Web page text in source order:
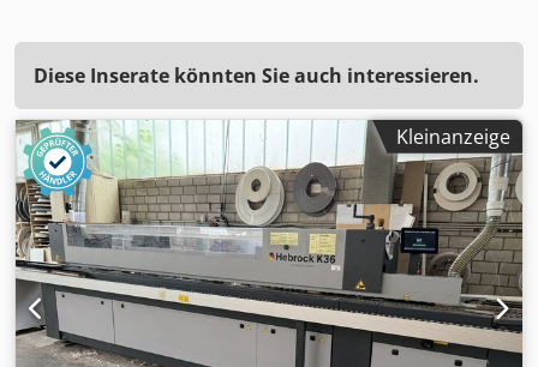
Diese Inserate könnten Sie auch interessieren.
Kleinanzeige